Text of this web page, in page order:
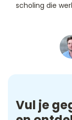
scholing die
Vul je